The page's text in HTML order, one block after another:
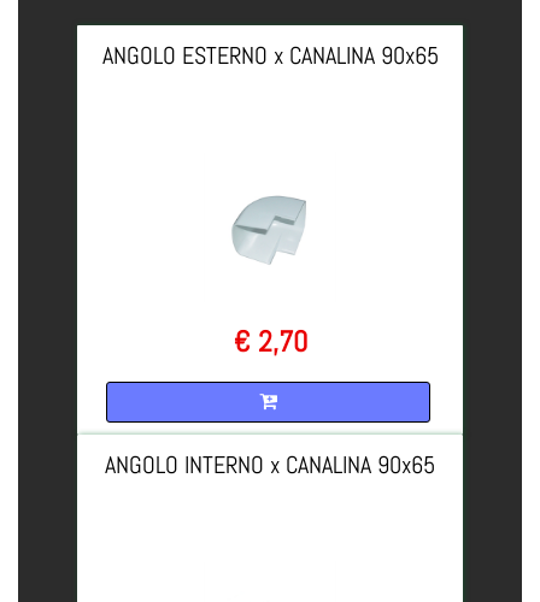
ANGOLO ESTERNO x CANALINA 90x65
€ 2,70
ANGOLO INTERNO x CANALINA 90x65